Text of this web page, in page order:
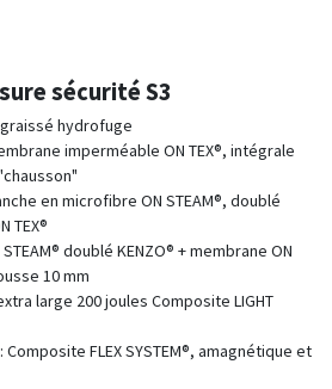
sécurité S3
hydrofuge
imperméable ON TEX®, intégrale
en microfibre ON STEAM®, doublé
TEX®
doublé KENZO® + membrane ON
10 mm
large 200 joules Composite LIGHT
FLEX SYSTEM®, amagnétique et